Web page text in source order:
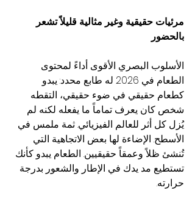
مرئيات حقيقية وغير مثالية قليلاً تشعر
بالحضور
الأسلوب البصري الأقوى أداءً لمحتوى
الطعام في 2026 له طابع محدد: يبدو
كطعام حقيقي في ضوء حقيقي، التقطه
شخص كان يعرف تماماً ما يفعله لكنه لم
يُزل كل أثر للعالم الفيزيائي. ثمة ملمس في
الأسطح. الإضاءة لها بعض الاتجاهية التي
تُنشئ ظلاً وعمقاً حقيقيين. الطعام يبدو كأنك
تستطيع مد يدك في الإطار والشعور بدرجة
حرارته.